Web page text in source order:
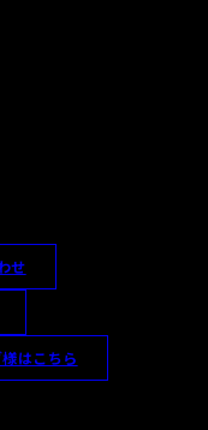
せ
はこちら